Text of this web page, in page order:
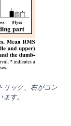
リック、右がコン
す。